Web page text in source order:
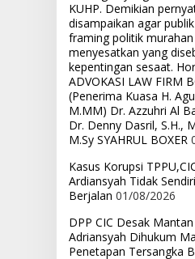
KUHP. Demikian
disampaikan agar
framing politik
menyesatkan yang
kepentingan sesaat.
ADVOKASI LAW FIRM
(Penerima Kuasa H.
M.MM) Dr. Azzuhri Al
Dr. Denny Dasril, S.H.,
M.Sy SYAHRUL BOXER
Kasus Korupsi
Ardiansyah Tidak
Berjalan 01/08/2026
DPP CIC Desak
Adriansyah Dihukum
Penetapan Tersangka